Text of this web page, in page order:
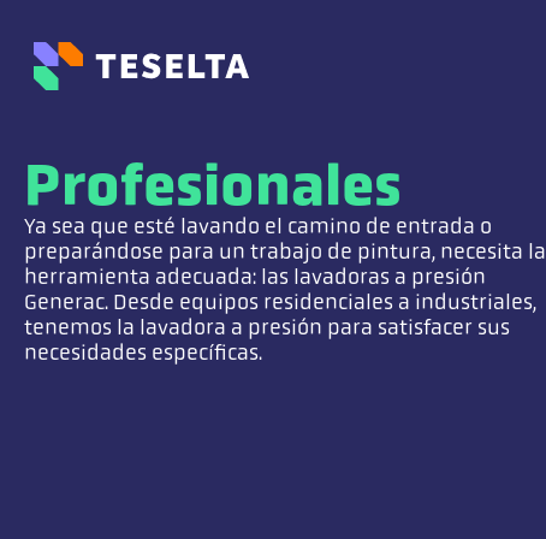
Profesionales
Ya sea que esté lavando el camino de entrada o
preparándose para un trabajo de pintura, necesita la
herramienta adecuada: las lavadoras a presión
Generac. Desde equipos residenciales a industriales,
tenemos la lavadora a presión para satisfacer sus
necesidades específicas.